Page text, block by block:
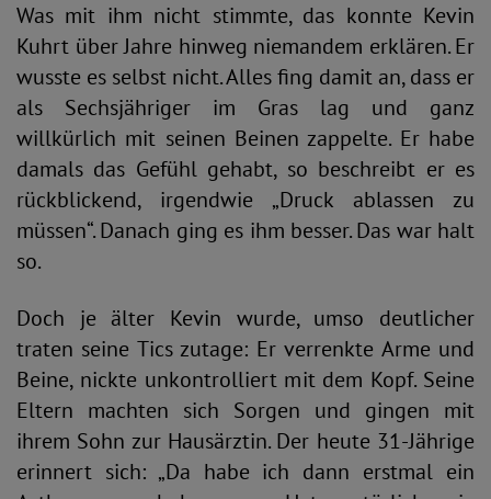
Was mit ihm nicht stimmte, das konnte Kevin
Kuhrt über Jahre hinweg niemandem erklären. Er
wusste es selbst nicht. Alles fing damit an, dass er
als Sechsjähriger im Gras lag und ganz
willkürlich mit seinen Beinen zappelte. Er habe
damals das Gefühl gehabt, so beschreibt er es
rückblickend, irgendwie „Druck ablassen zu
müssen“. Danach ging es ihm besser. Das war halt
so.
Doch je älter Kevin wurde, umso deutlicher
traten seine Tics zutage: Er verrenkte Arme und
Beine, nickte unkontrolliert mit dem Kopf. Seine
Eltern machten sich Sorgen und gingen mit
ihrem Sohn zur Hausärztin. Der heute 31-Jährige
erinnert sich: „Da habe ich dann erstmal ein